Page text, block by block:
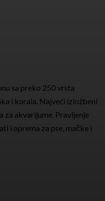
sa preko 250 vrsta
i korala. Najveći izložbeni
za akvarijume. Pravljenje
i oprema za pse, mačke i